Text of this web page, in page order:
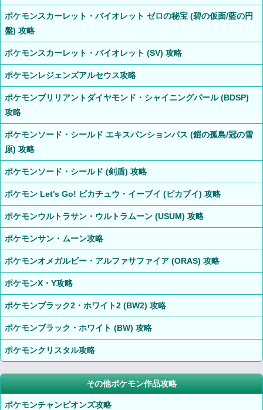
ポケモンスカーレット・バイオレット ゼロの秘宝 (碧の仮面/藍の円
盤) 攻略
ポケモンスカーレット・バイオレット (SV) 攻略
ポケモンレジェンズアルセウス攻略
ポケモンブリリアントダイヤモンド・シャイニングパール (BDSP)
攻略
ポケモンソード・シールド エキスパンションパス (鎧の孤島/冠の雪
原) 攻略
ポケモンソード・シールド (剣盾) 攻略
ポケモン Let's Go! ピカチュウ・イーブイ (ピカブイ) 攻略
ポケモンウルトラサン・ウルトラムーン (USUM) 攻略
ポケモンサン・ムーン攻略
ポケモンオメガルビー・アルファサファイア (ORAS) 攻略
ポケモンX・Y攻略
ポケモンブラック2・ホワイト2 (BW2) 攻略
ポケモンブラック・ホワイト (BW) 攻略
ポケモンクリスタル攻略
その他ポケモン作品攻略
ポケモンチャンピオンズ攻略